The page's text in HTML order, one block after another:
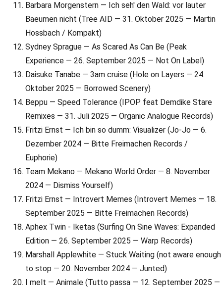
Barbara Morgenstern — Ich seh' den Wald: vor lauter
Baeumen nicht (Tree AID — 31. Oktober 2025 — Martin
Hossbach / Kompakt)
Sydney Sprague — As Scared As Can Be (Peak
Experience — 26. September 2025 — Not On Label)
Daisuke Tanabe — 3am cruise (Hole on Layers — 24.
Oktober 2025 — Borrowed Scenery)
Beppu — Speed Tolerance (IPOP feat Demdike Stare
Remixes — 31. Juli 2025 — Organic Analogue Records)
Fritzi Ernst — Ich bin so dumm: Visualizer (Jo-Jo — 6.
Dezember 2024 — Bitte Freimachen Records /
Euphorie)
Team Mekano — Mekano World Order — 8. November
2024 — Dismiss Yourself)
Fritzi Ernst — Introvert Memes (Introvert Memes — 18.
September 2025 — Bitte Freimachen Records)
Aphex Twin - Iketas (Surfing On Sine Waves: Expanded
Edition — 26. September 2025 — Warp Records)
Marshall Applewhite — Stuck Waiting (not aware enough
to stop — 20. November 2024 — Junted)
I melt — Animale (Tutto passa — 12. September 2025 —